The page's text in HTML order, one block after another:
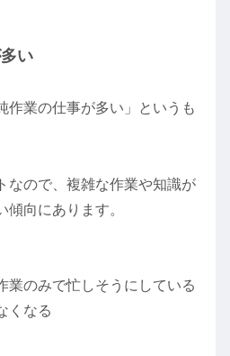
い
作業の仕事が多い」というも
なので、複雑な作業や知識が
傾向にあります。
業のみで忙しそうにしている
くなる